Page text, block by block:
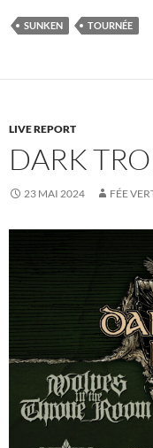
SUNKEN TOURNÉE
LIVE REPORT
DARK
23 MAI 2024 FÉE